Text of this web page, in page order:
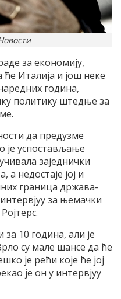
за економију,
Италија и још неке
година,
политику штедње за
да предузме
је успостављање
заједнички
недостаје јој и
граница држава-
за њемачки
за 10 година, али је
су мале шансе да ће
је рећи које ће јој
је он у интервјуу